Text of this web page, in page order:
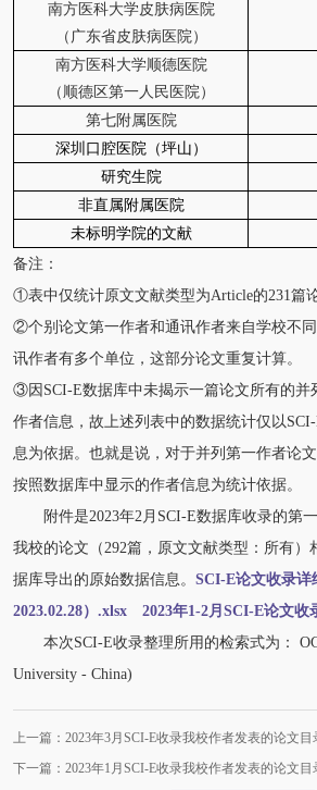
南方医科大学皮肤病医院
（广东省皮肤病医院）
南方医科大学顺德医院
（顺德区第一人民医院）
第七附属医院
深圳口腔医院（坪山）
研究生院
非直属附属医院
未标明学院的文献
备注：
①表中仅统计原文文献类型为Article的231篇论
②个别论文第一作者和通讯作者来自学校不
讯作者有多个单位，这部分论文重复计算。
③因SCI-E数据库中未揭示一篇论文所有的并
作者信息，故上述列表中的数据统计仅以
息为依据。也就是说，对于并列第一作者论
按照数据库中显示的作者信息为统计依据。
附件是2023年2月SCI-E数据库收录的第
我校的论文（292篇，原文文献类型：所有）
据库导出的原始数据信息。 SCI-E论文收录
2023.02.28）.xlsx
2023年1-2月SCI-E论文收
本次SCI-E收录整理所用的检索式为：
University - China)
上一篇：2023年3月SCI-E收录我校作者发表的论文目
下一篇：2023年1月SCI-E收录我校作者发表的论文目